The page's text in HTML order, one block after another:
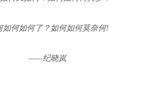
如何如何了？如何如何莫奈何!
——纪晓岚